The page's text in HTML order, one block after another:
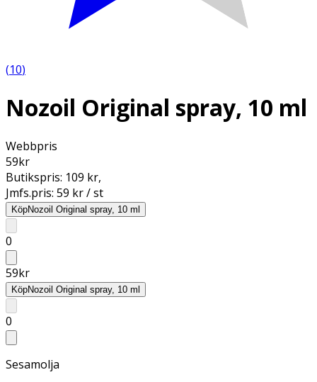
(10)
Nozoil Original spray, 10 ml
Webbpris
59kr
Butikspris: 109 kr,
Jmfs.pris: 59 kr / st
KöpNozoil Original spray, 10 ml
0
59kr
KöpNozoil Original spray, 10 ml
0
Sesamolja